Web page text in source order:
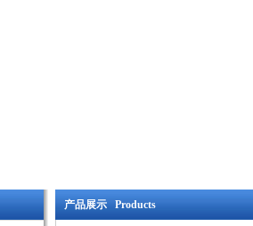
产品展示 Products